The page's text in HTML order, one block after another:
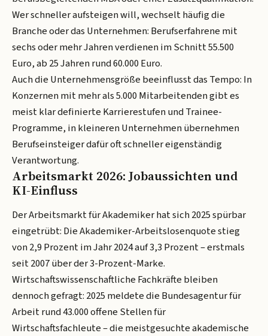
Wer schneller aufsteigen will, wechselt häufig die
Branche oder das Unternehmen: Berufserfahrene mit
sechs oder mehr Jahren verdienen im Schnitt 55.500
Euro, ab 25 Jahren rund 60.000 Euro.
Auch die Unternehmensgröße beeinflusst das Tempo: In
Konzernen mit mehr als 5.000 Mitarbeitenden gibt es
meist klar definierte Karrierestufen und Trainee-
Programme, in kleineren Unternehmen übernehmen
Berufseinsteiger dafür oft schneller eigenständig
Verantwortung.
Arbeitsmarkt 2026: Jobaussichten und
KI-Einfluss
Der Arbeitsmarkt für Akademiker hat sich 2025 spürbar
eingetrübt: Die Akademiker-Arbeitslosenquote stieg
von 2,9 Prozent im Jahr 2024 auf 3,3 Prozent – erstmals
seit 2007 über der 3-Prozent-Marke.
Wirtschaftswissenschaftliche Fachkräfte bleiben
dennoch gefragt: 2025 meldete die Bundesagentur für
Arbeit rund 43.000 offene Stellen für
Wirtschaftsfachleute – die meistgesuchte akademische